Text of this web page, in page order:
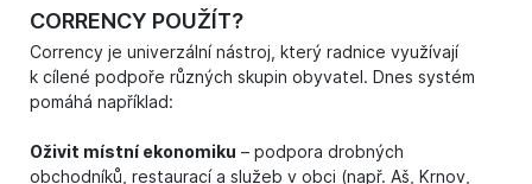
CORRENCY POUŽÍT?
Corrency je univerzální nástroj, který radnice využívají
k cílené podpoře různých skupin obyvatel. Dnes systém
pomáhá například:
Oživit místní ekonomiku – podpora drobných
obchodníků, restaurací a služeb v obci (např. Aš, Krnov,